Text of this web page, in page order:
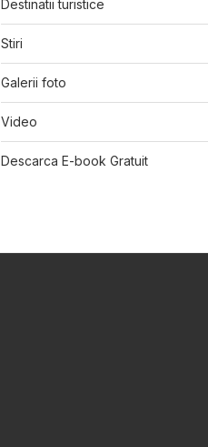
Destinatii turistice
Stiri
Galerii foto
Video
Descarca E-book Gratuit